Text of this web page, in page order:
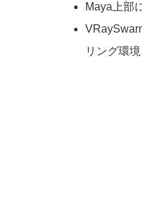
Maya上部
リング環